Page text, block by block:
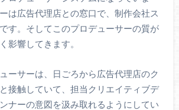
は広告代理店との窓口で、制作会社ス
す。そしてこのプロデューサーの質が
影響してきます。
ーサーは、日ごろから広告代理店のク
接触していて、担当クリエイティブデ
ナーの意図を汲み取れるようにしてい